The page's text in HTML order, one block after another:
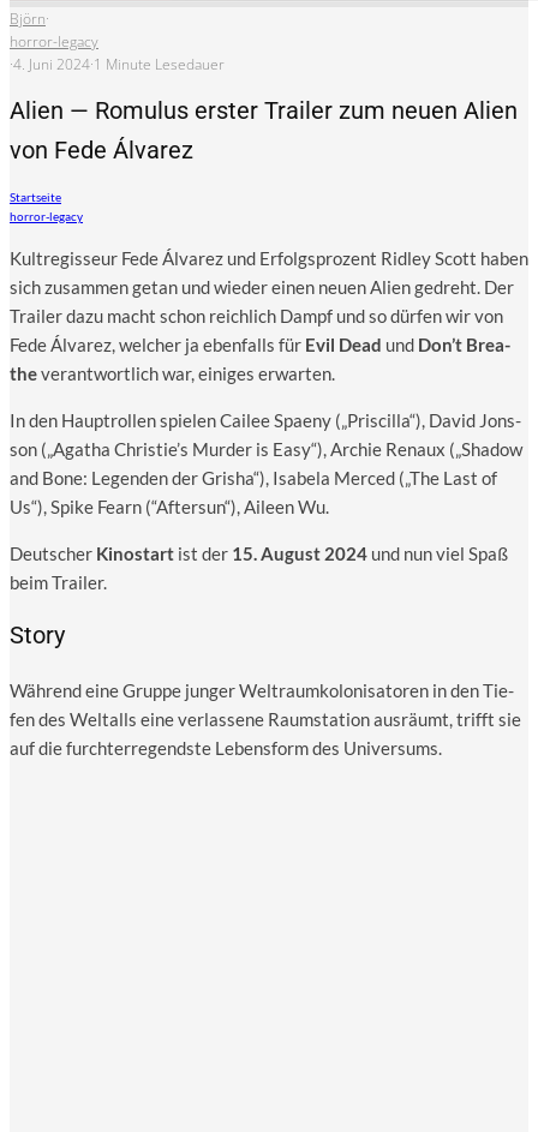
Björn·
horror-legacy
·4. Juni 2024·1 Minute Lesedauer
Alien — Romulus erster Trailer zum neuen Alien
von Fede Álvarez
Startseite
horror-legacy
Kult­re­gis­seur Fede Álva­rez und Erfolgs­pro­zent Rid­ley Scott haben
sich zusam­men getan und wie­der einen neu­en Ali­en gedreht. Der
Trai­ler dazu macht schon reich­lich Dampf und so dür­fen wir von
Fede Álva­rez, wel­cher ja eben­falls für Evil Dead und Don’t Brea­
thever­ant­wort­lich war, eini­ges erwarten.
In den Haupt­rol­len spie­len Cai­lee Spae­ny („Pri­scil­la“), David Jons­
son („Aga­tha Christie’s Mur­der is Easy“), Archie Renaux („Shadow
and Bone: Legen­den der Gri­sha“), Isa­be­la Mer­ced („The Last of
Us“), Spike Fearn (“After­sun“), Aileen Wu.
Deut­scher Kino­start ist der 15. August 2024 und nun viel Spaß
beim Trailer.
Story
Wäh­rend eine Grup­pe jun­ger Welt­raum­ko­lo­ni­sa­to­ren in den Tie­
fen des Welt­alls eine ver­las­se­ne Raum­sta­ti­on aus­räumt, trifft sie
auf die furcht­erre­gends­te Lebens­form des Universums.